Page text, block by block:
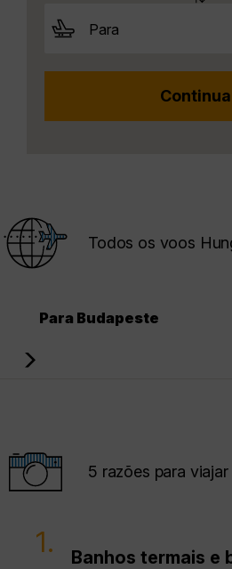
Todos os voos
Para Budapeste
5 razões para
1. Banhos termais e